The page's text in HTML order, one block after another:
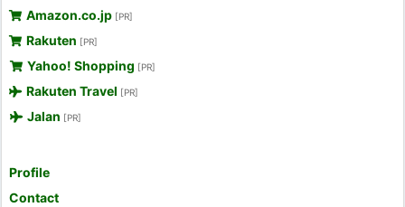
Amazon.co.jp [PR]
Rakuten [PR]
Yahoo! Shopping [PR]
Rakuten Travel [PR]
Jalan [PR]
Profile
Contact